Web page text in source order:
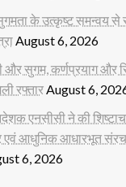
सुगमता के उत्कृष्ट समन्वय
August 6, 2026
और सुगम, कर्णप्रयाग और
रफ्तार August 6,
एनसीसी ने की
एवं आधुनिक आधारभूत
6, 2026